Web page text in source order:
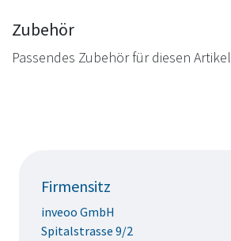
Zubehör
Passendes Zubehör für diesen Artikel
Firmensitz
inveoo GmbH
Spitalstrasse 9/2